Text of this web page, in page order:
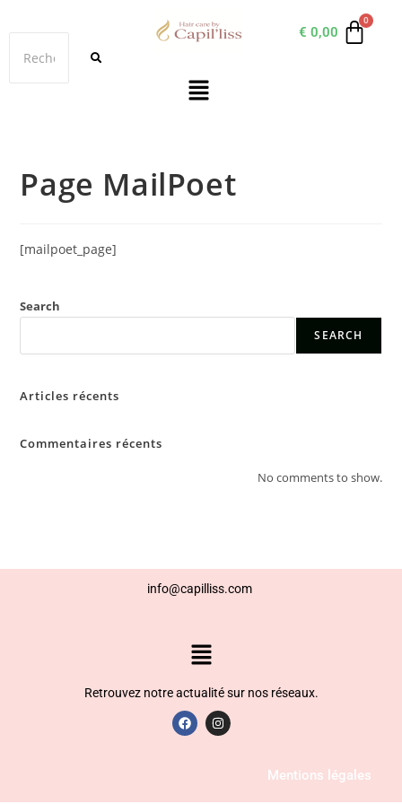
€ 0,00
Page MailPoet
[mailpoet_page]
Search
SEARCH
Articles récents
Commentaires récents
No comments to show.
info@capilliss.com
Retrouvez notre actualité sur nos réseaux.
Mentions légales